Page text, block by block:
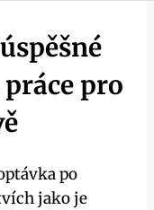
pro
po
jako je